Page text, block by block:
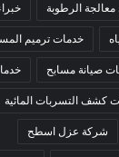
الرطوبة
خدمات ترميم
صيانة مسابح
كشف التسربات المائية
شركة عزل اسطح